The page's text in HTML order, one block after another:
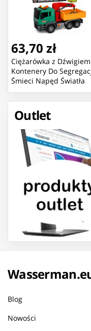
63,70 zł
Ciężarówka z Dźwigiem
Kontenery Do
Śmieci Napęd Światła
Dźwięk
Outlet
Blog
Nowości